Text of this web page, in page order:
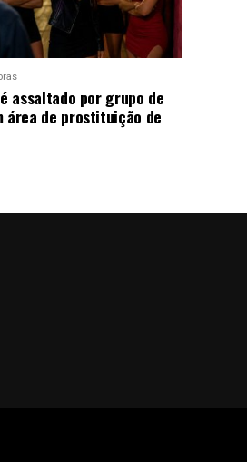
assaltado por grupo de
área de prostituição de